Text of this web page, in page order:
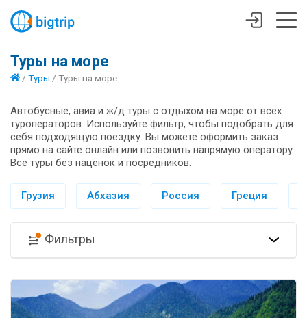
Туры на море
/ Туры / Туры на море
Автобусные, авиа и ж/д туры с отдыхом на море от всех
туроператоров. Используйте фильтр, чтобы подобрать для
себя подходящую поездку. Вы можете оформить заказ
прямо на сайте онлайн или позвонить напрямую оператору.
Все туры без наценок и посредников.
Грузия Абхазия Россия Греция
Фильтры